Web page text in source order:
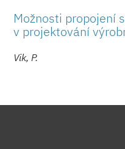
Možnosti propojení
v projektování
Vik, P.